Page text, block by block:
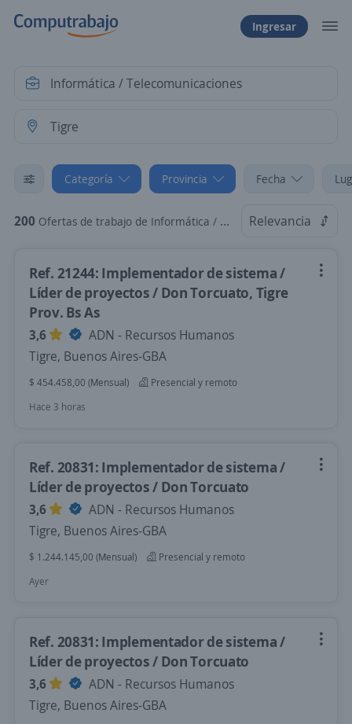
Ingresar
Categoría Provincia Fecha
200 Ofertas de trabajo de Informática / Telecomunicaciones en Tigre, Buenos Aires-GBA Relevancia
Ref. 21244: Implementador de sistema /
Líder de proyectos / Don Torcuato, Tigre
Prov. Bs As
3,6
ADN - Recursos Humanos
Tigre, Buenos Aires-GBA
$ 454.458,00 (Mensual)
Presencial y remoto
Hace 3 horas
Ref. 20831: Implementador de sistema /
Líder de proyectos / Don Torcuato
3,6
ADN - Recursos Humanos
Tigre, Buenos Aires-GBA
$ 1.244.145,00 (Mensual)
Presencial y remoto
Ayer
Ref. 20831: Implementador de sistema /
Líder de proyectos / Don Torcuato
3,6
ADN - Recursos Humanos
Tigre, Buenos Aires-GBA